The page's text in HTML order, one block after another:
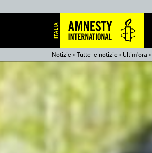
Notizie»Tutte le notizie» Ultim'ora »